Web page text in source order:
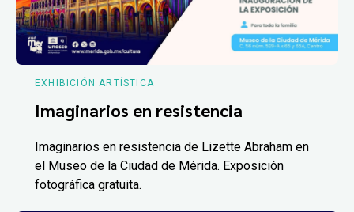
EXHIBICIÓN ARTÍSTICA
Imaginarios en resistencia
Imaginarios en resistencia de Lizette Abraham en
el Museo de la Ciudad de Mérida. Exposición
fotográfica gratuita.